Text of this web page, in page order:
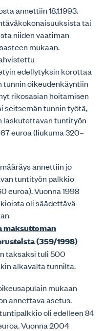
annettiin 18.1.1993.
tai
niiden vaatiman
mukaan.
edellytyksin korottaa
tunnin oikeudenkäyntiin
rikosasian hoitamisen
seitsemän tunnin työtä,
laskutettavan tuntityön
euroa (liukuma 320–
annettiin jo
tuntityön palkkio
euroa). Vuonna 1998
oli säädettävä
maksuttoman
(359/1998)
taksaksi tuli 500
alkavalta tunnilta.
mukaan
annettava asetus.
oli edelleen 84
Vuonna 2004